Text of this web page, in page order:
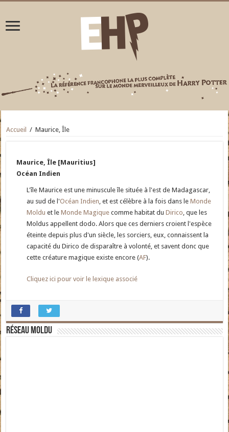
Accueil / Maurice, Île
Maurice, Île [Mauritius]
Océan Indien
L'île Maurice est une minuscule île située à l'est de Madagascar,
au sud de l'Océan Indien, et est célèbre à la fois dans leMonde
Moldu et leMonde Magique comme habitat duDirico, que les
Moldus appellent dodo. Alors que ces derniers croient l'espèce
éteinte depuis plus d'un siècle, les sorciers, eux, connaissent la
capacité du Dirico de disparaître à volonté, et savent donc que
cette créature magique existe encore (AF).
Cliquez ici pour voir le lexique associé
Réseau moldu